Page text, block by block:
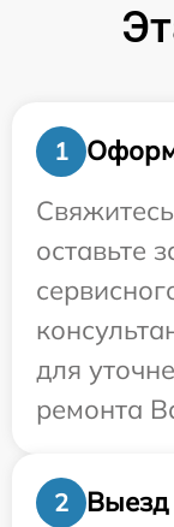
1
оставьте
для
ремонта
2
Выезд